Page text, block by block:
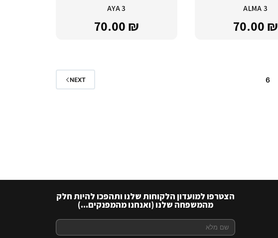
ALMA 3
70.00 ₪
AYA 3
70.00 ₪
6
NEXT
הצטרפו למועדון הלקוחות שלנו ותהפכו להיות חלק
מהמשפחה שלנו (ואנחנו מהמפנקים...)